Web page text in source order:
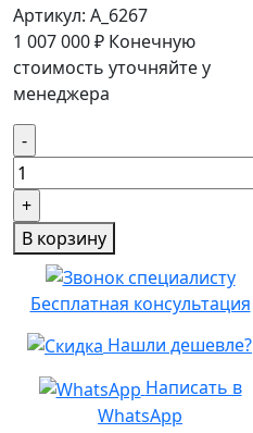
Артикул: A_6267
1 007 000₽ Конечную
стоимость уточняйте у
менеджера
Количество
товара
Веранда
Отрада
8мх4м
В корзину
Бесплатная консультация
Нашли дешевле?
Написать в
WhatsApp